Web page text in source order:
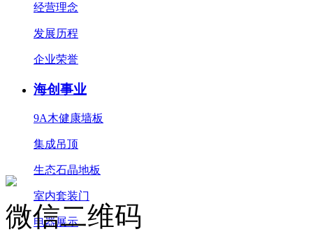
经营理念
发展历程
企业荣誉
海创事业
9A木健康墙板
集成吊顶
生态石晶地板
室内套装门
电器展示
微信二维码